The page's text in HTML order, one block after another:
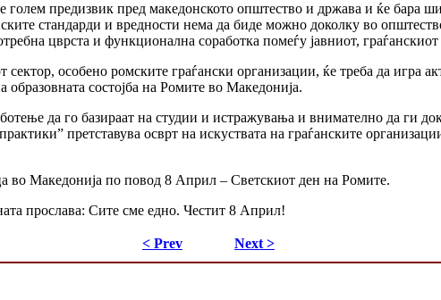
голем предизвик пред македонското општество и држава и ќе бара
стандарди и вредности нема да биде можно доколку во
цврста и функционална соработка помеѓу јавниот,
сектор, особено ромските граѓански организации, ќе треба да игра
образовната состојба на Ромите во Македонија.
да го базираат на студии и истражувања и внимателно да ги
претставува осврт на искуствата на граѓанските
Македонија по повод 8 Април – Светскиот ден на Ромите.
прослава: Сите сме едно. Честит 8 Април!
< Prev Next >